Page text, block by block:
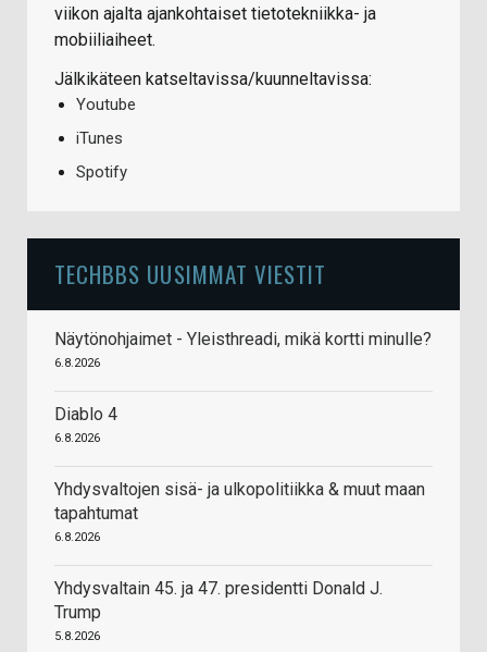
viikon ajalta ajankohtaiset tietotekniikka- ja
mobiiliaiheet.
Jälkikäteen katseltavissa/kuunneltavissa:
Youtube
iTunes
Spotify
TECHBBS UUSIMMAT VIESTIT
Näytönohjaimet - Yleisthreadi, mikä kortti minulle?
6.8.2026
Diablo 4
6.8.2026
Yhdysvaltojen sisä- ja ulkopolitiikka & muut maan
tapahtumat
6.8.2026
Yhdysvaltain 45. ja 47. presidentti Donald J.
Trump
5.8.2026